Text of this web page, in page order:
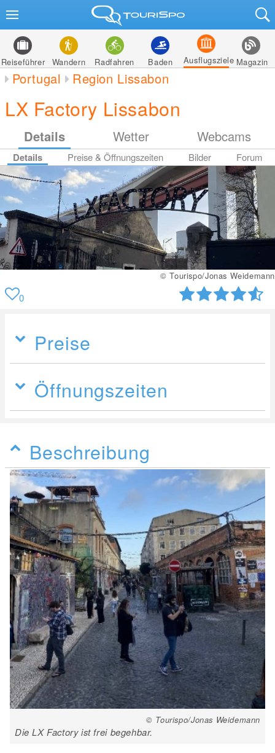
Reiseführer Wandern Radfahren Baden Ausflugsziele Magazin
Portugal Region Lissabon
LX Factory Lissabon
Details Wetter Webcams
Details Preise & Öffnungszeiten Bilder Forum
© Tourispo/Jonas Weidemann
0
Preise
Öffnungszeiten
Beschreibung
© Tourispo/Jonas Weidemann
Die LX Factory ist frei begehbar.